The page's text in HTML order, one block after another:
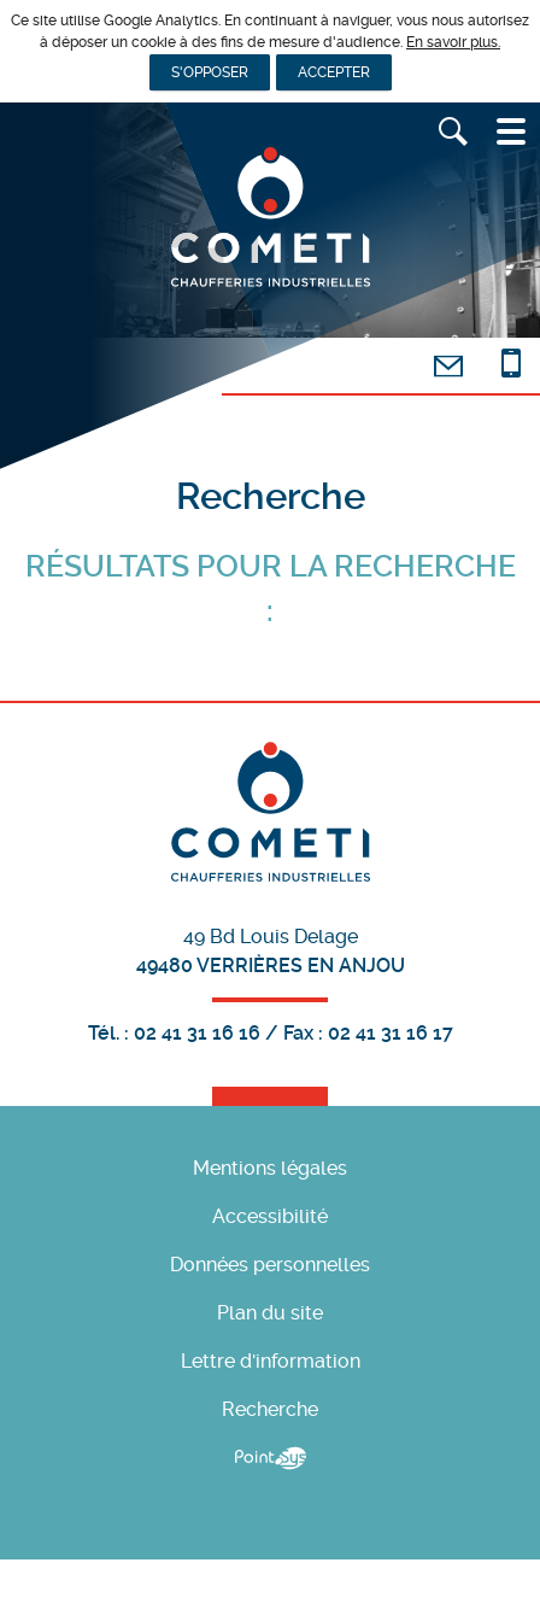
Ce site utilise Google Analytics. En continuant à naviguer, vous nous autorisez
à déposer un cookie à des fins de mesure d'audience. En savoir plus.
S'OPPOSER
ACCEPTER
Recherche
RÉSULTATS POUR LA RECHERCHE
:
49 Bd Louis Delage
49480 VERRIÈRES EN ANJOU
Tél. : 02 41 31 16 16 / Fax : 02 41 31 16 17
Mentions légales
Accessibilité
Données personnelles
Plan du site
Lettre d'information
Recherche